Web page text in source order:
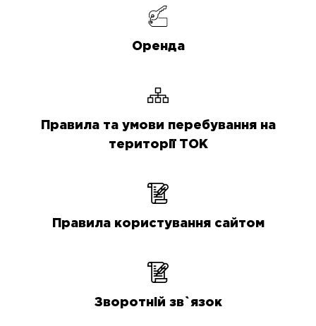
Оренда
Правила та умови перебування на
території ТОК
Правила користування сайтом
Зворотній зв`язок